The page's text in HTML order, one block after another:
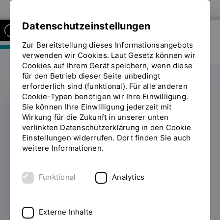
FAKULTÄT MASCHINENBAU
VIDEOSPIELE UND 3D-DRUCK
OTH bietet Workshops
bei Code Week Bayern
an
Welt der Technologie zu erkunden, zu tüfteln,
Datenschutzeinstellungen
Zur Bereitstellung dieses Informationsangebots
verwenden wir Cookies. Laut Gesetz können wir
Cookies auf Ihrem Gerät speichern, wenn diese
für den Betrieb dieser Seite unbedingt
erforderlich sind (funktional). Für alle anderen
Cookie-Typen benötigen wir Ihre Einwilligung.
Sie können Ihre Einwilligung jederzeit mit
Wirkung für die Zukunft in unserer unten
verlinkten Datenschutzerklärung in den Cookie
Einstellungen widerrufen. Dort finden Sie auch
weitere Informationen.
Funktional Analytics
Externe Inhalte